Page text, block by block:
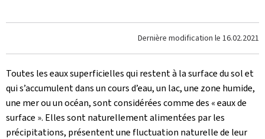
Dernière modification le 16.02.2021
Toutes les eaux superficielles qui restent à la surface du sol et
qui s’accumulent dans un cours d’eau, un lac, une zone humide,
une mer ou un océan, sont considérées comme des « eaux de
surface ». Elles sont naturellement alimentées par les
précipitations, présentent une fluctuation naturelle de leur